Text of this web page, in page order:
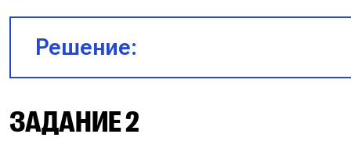
Решение:
ЗАДАНИЕ 2